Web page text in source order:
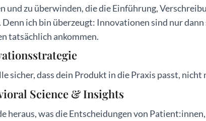
und zu überwinden, die die Einführung,
ich bin überzeugt: Innovationen sind nur
tatsächlich ankommen.
sicher, dass dein Produkt in die Praxis passt,
Science & Insights
heraus, was die Entscheidungen von